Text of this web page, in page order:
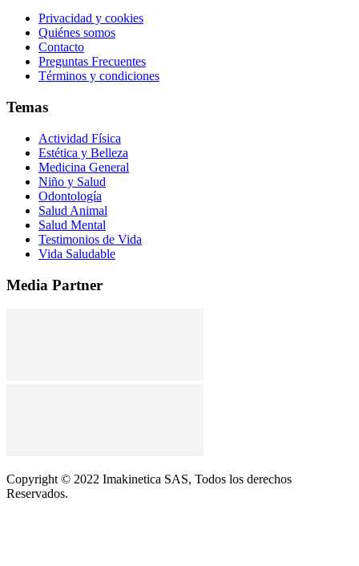
Privacidad y cookies
Quiénes somos
Contacto
Preguntas Frecuentes
Términos y condiciones
Temas
Actividad Física
Estética y Belleza
Medicina General
Niño y Salud
Odontología
Salud Animal
Salud Mental
Testimonios de Vida
Vida Saludable
Media Partner
Copyright © 2022 Imakinetica SAS, Todos los derechos
Reservados.